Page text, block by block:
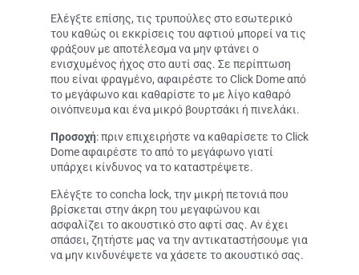
Ελέγξτε επίσης, τις τρυπούλες στο εσωτερικό
του καθώς οι εκκρίσεις του αφτιού μπορεί να τις
φράξουν με αποτέλεσμα να μην φτάνει ο
ενισχυμένος ήχος στο αυτί σας. Σε περίπτωση
που είναι φραγμένο, αφαιρέστε το Click Dome από
το μεγάφωνο και καθαρίστε το με λίγο καθαρό
οινόπνευμα και ένα μικρό βουρτσάκι ή πινελάκι.
Προσοχή: πριν επιχειρήστε να καθαρίσετε το Click
Dome αφαιρέστε το από το μεγάφωνο γιατί
υπάρχει κίνδυνος να το καταστρέψετε.
Ελέγξτε το concha lock, την μικρή πετονιά που
βρίσκεται στην άκρη του μεγαφώνου και
ασφαλίζει το ακουστικό στο αφτί σας. Αν έχει
σπάσει, ζητήστε μας να την αντικαταστήσουμε για
να μην κινδυνέψετε να χάσετε το ακουστικό σας.